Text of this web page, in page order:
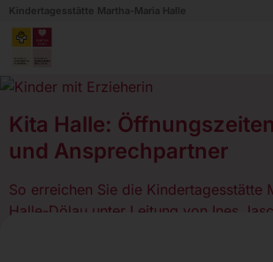
Kindertagesstätte Martha-Maria Halle
Kita Halle:
und Ansprechpartner
So erreichen Sie die Kindertagesstätte
Halle-Dölau unter Leitung von Ines